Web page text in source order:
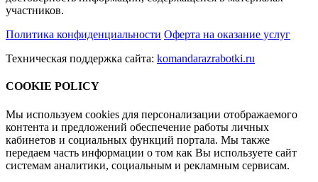
участников.
Политика конфиденциальности Оферта на оказание услуг
Техническая поддержка сайта: komandarazrabotki.ru
COOKIE POLICY
Мы используем cookies для персонализации отображаемого
контента и предложений обеспечение работы личных
кабинетов и социальных функций портала. Мы также
передаем часть информации о том как Вы используете сайт
системам аналитики, социальным и рекламным сервисам.